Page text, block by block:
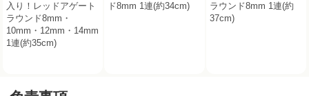
入り！レッドアゲート
ラウンド8mm・
10mm・12mm・14mm
1連(約35cm)
ド8mm 1連(約34cm)
ラウンド8mm 1連(約
37cm)